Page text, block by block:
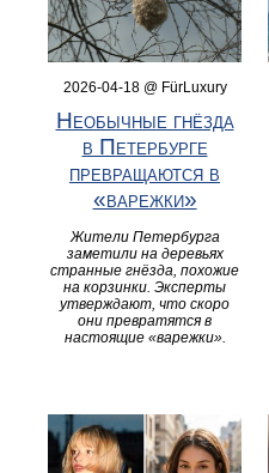
2026-04-18 @ FürLuxury
Необычные гнёзда
в Петербурге
превращаются в
«варежки»
Жители Петербурга
заметили на деревьях
странные гнёзда, похожие
на корзинки. Эксперты
утверждают, что скоро
они превратятся в
настоящие «варежки».